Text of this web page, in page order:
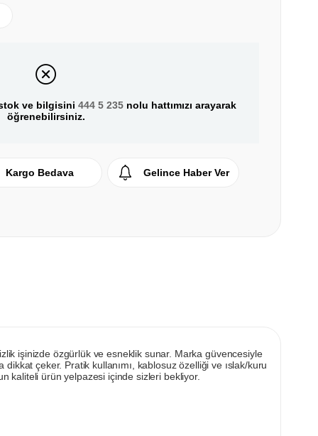
ve bilgisini 444 5 235nolu hattımızı arayarak
öğrenebilirsiniz.
Kargo Bedava Gelince Haber Ver
işinizde özgürlük ve esneklik sunar. Marka güvencesiyle
çeker. Pratik kullanımı, kablosuz özelliği ve ıslak/kuru
kaliteli ürün yelpazesi içinde sizleri bekliyor.